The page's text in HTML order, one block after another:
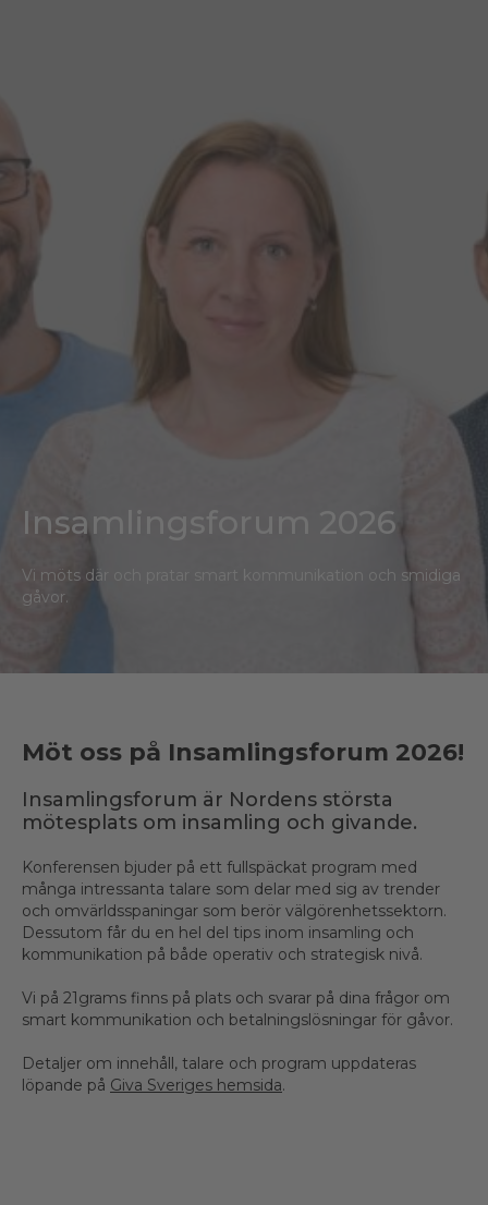
Insamlingsforum 2026
Vi möts där och pratar smart kommunikation och smidiga
gåvor.
Möt oss på Insamlingsforum 2026!
Insamlingsforum är Nordens största
mötesplats om insamling och givande.
Konferensen bjuder på ett fullspäckat program med
många intressanta talare som delar med sig av trender
och omvärldsspaningar som berör välgörenhetssektorn.
Dessutom får du en hel del tips inom insamling och
kommunikation på både operativ och strategisk nivå.
Vi på 21grams finns på plats och svarar på dina frågor om
smart kommunikation och betalningslösningar för gåvor.
Detaljer om innehåll, talare och program uppdateras
löpande på Giva Sveriges hemsida.